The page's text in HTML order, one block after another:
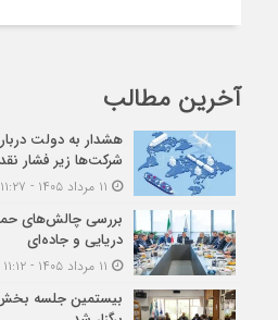
آخرین مطالب
هشدار به دولت
شرکت‌ها زیر فشار
بررسی چالش‌های
دریایی و جاده‌ای
بیستمین جلسه بخش